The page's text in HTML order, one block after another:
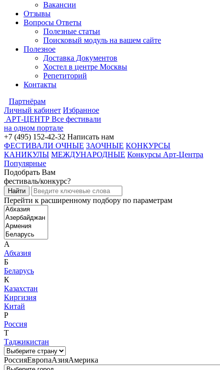
Вакансии
Отзывы
Вопросы Ответы
Полезные статьи
Поисковый модуль на вашем сайте
Полезное
Доставка Документов
Хостел в центре Москвы
Репетиторий
Контакты
Партнёрам
Личный кабинет Избранное
АРТ-ЦЕНТР Все фестивали
на одном портале
+7 (495) 152-42-32 Написать нам
ФЕСТИВАЛИ ОЧНЫЕ ЗАОЧНЫЕ КОНКУРСЫ
КАНИКУЛЫ МЕЖДУНАРОДНЫЕ Конкурсы Арт-Центра
Популярные
Подобрать Вам
фестиваль/конкурс?
Перейти к расширенному подбору по параметрам
А
Абхазия
Б
Беларусь
К
Казахстан
Киргизия
Китай
Р
Россия
Т
Таджикистан
РоссияЕвропаАзияАмерика